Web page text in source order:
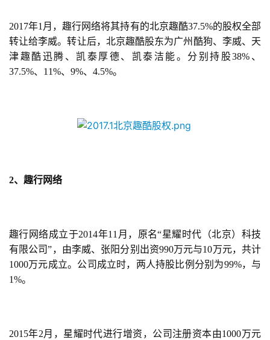
2017年1月，趣行网络将其持有的北京趣酷37.5%的股权全部
转让给李威。转让后，北京趣酷股东为广州酷狗、李威、天
津趣酷迅腾、凯泰厚德、凯泰洁能。分别持股38%、
37.5%、11%、9%、4.5%。
2、趣行网络
趣行网络成立于2014年11月，原名“星耀时代（北京）科技
有限公司”，由李威、张阳分别出资990万元与10万元，共计
1000万元成立。公司成立时，两人持股比例分别为99%，与
1%。
2015年2月，星耀时代进行增资，公司注册资本由1000万元